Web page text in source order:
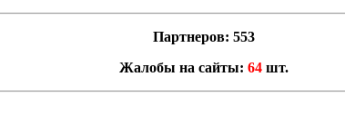
Партнеров: 553
Жалобы на сайты: 64 шт.